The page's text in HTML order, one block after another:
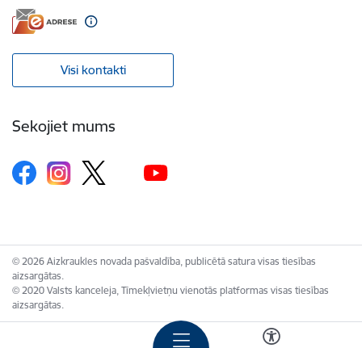
Visi kontakti
Sekojiet mums
© 2026 Aizkraukles novada pašvaldība, publicētā satura visas tiesības
aizsargātas.
© 2020 Valsts kanceleja, Tīmekļvietņu vienotās platformas visas tiesības
aizsargātas.